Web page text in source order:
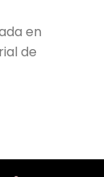
en
de